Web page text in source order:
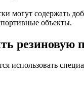
могут содержать
объекты.
резиновую
использовать